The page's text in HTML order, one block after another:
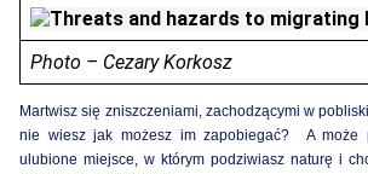
Photo – Cezary Korkosz
Martwisz się zniszczeniami, zachodzącymi w
nie wiesz jak możesz im zapobiegać? A może
ulubione miejsce, w którym podziwiasz naturę i